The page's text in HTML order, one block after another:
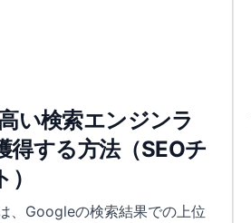
い検索エンジンラ
得する方法（SEOチ
、Googleの検索結果での上位